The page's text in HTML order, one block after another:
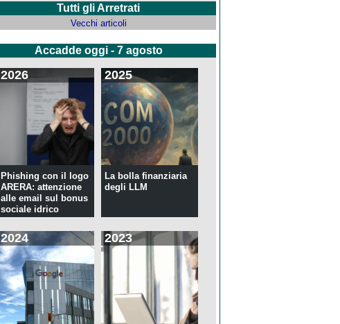
Tutti gli Arretrati
Vecchi articoli
Accadde oggi - 7 agosto
2026
Phishing con il logo
ARERA: attenzione
alle email sul bonus
sociale idrico
2025
La bolla finanziaria
degli LLM
2024 2023